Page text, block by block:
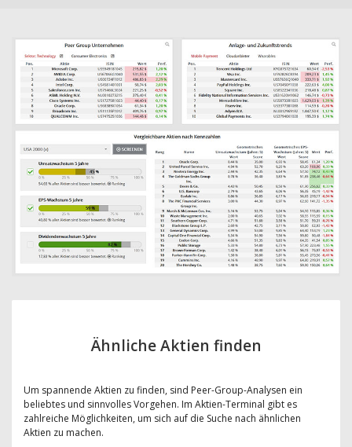
Ähnliche Aktien finden
Um spannende Aktien zu finden, sind Peer-Group-Analysen ein
beliebtes und sinnvolles Vorgehen. Im Aktien-Terminal gibt es
zahlreiche Möglichkeiten, um sich auf die Suche nach ähnlichen
Aktien zu machen.